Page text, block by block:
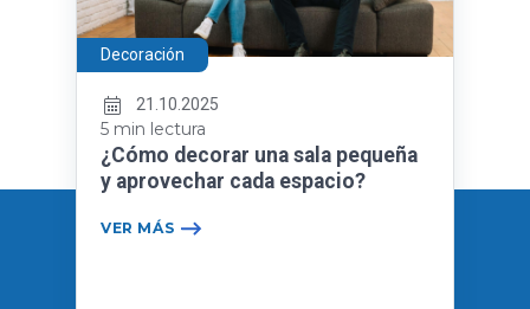
Decoración
21.10.2025
5 min lectura
¿Cómo decorar una sala pequeña
y aprovechar cada espacio?
VER MÁS